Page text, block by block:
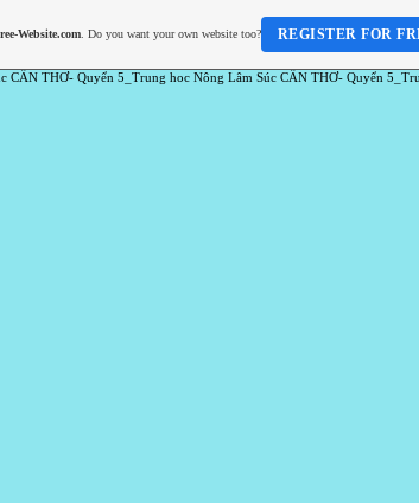
THƠ- Quyển 5_Trung hoc Nông Lâm Súc CẦN THƠ- Quyển
Website.com. Do you want your own website too? REGISTER FOR